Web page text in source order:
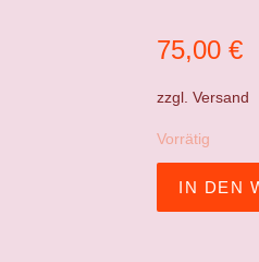
zzgl.Versand
75,00€
Vorrätig
IN DEN